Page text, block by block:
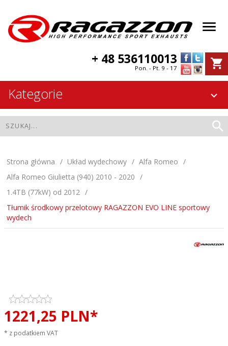
+ 48 536110013
Pon. - Pt. 9 - 17
Kategorie
Strona główna Układ wydechowy
Alfa Romeo
Alfa Romeo Giulietta (940) 2010 - 2020
1.4TB (77kW) od 2012
Tłumik środkowy przelotowy RAGAZZON EVO LINE sportowy
wydech
1221,25 PLN*
* z podatkiem VAT